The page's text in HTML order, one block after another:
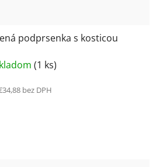
podprsenka s kosticou
(1 ks)
bez DPH